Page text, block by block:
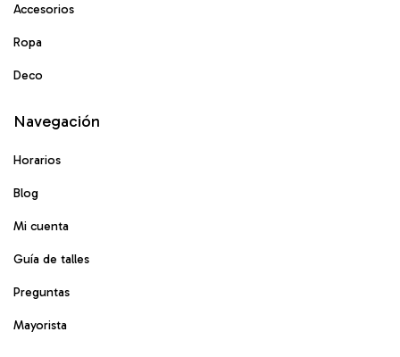
Accesorios
Ropa
Deco
Navegación
Horarios
Blog
Mi cuenta
Guía de talles
Preguntas
Mayorista